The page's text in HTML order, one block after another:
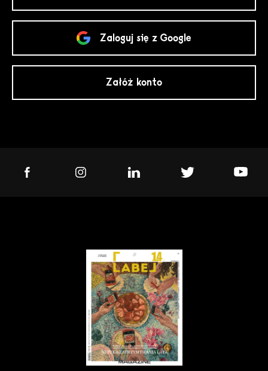
Zaloguj się z Google
Załóż konto